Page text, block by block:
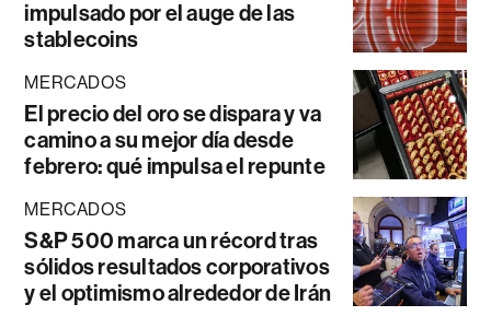
impulsado por el auge de las
stablecoins
MERCADOS
El precio del oro se dispara y va
camino a su mejor día desde
febrero: qué impulsa el repunte
MERCADOS
S&P 500 marca un récord tras
sólidos resultados corporativos
y el optimismo alrededor de Irán